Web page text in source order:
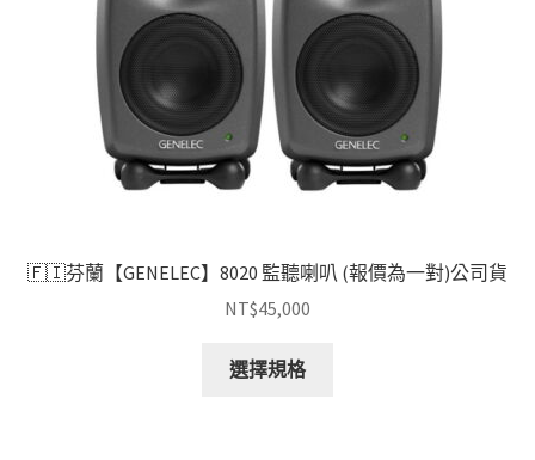
產
面
選
擇
🇫🇮芬蘭【GENELEC】8020 監聽喇叭 (報價為一對)公司貨
NT$45,000
選擇規格